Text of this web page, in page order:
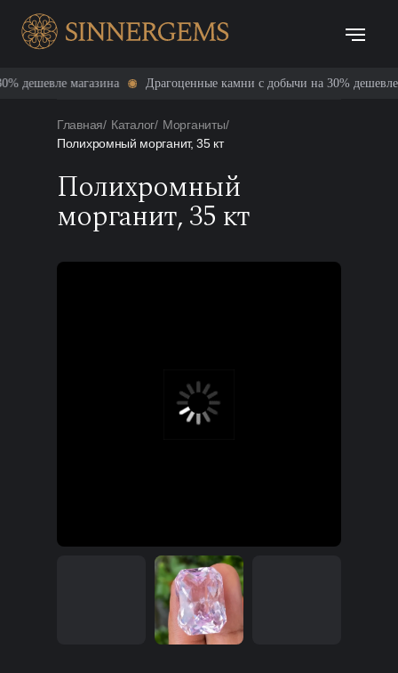
магазина Драгоценные камни с добычи на 30% дешевле
Полихромный
морганит, 35 кт
Главная/ Каталог/ Морганиты/
Полихромный морганит, 35 кт